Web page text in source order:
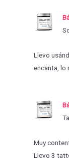
Llevo
encanta, lo
Muy
Llevo 3